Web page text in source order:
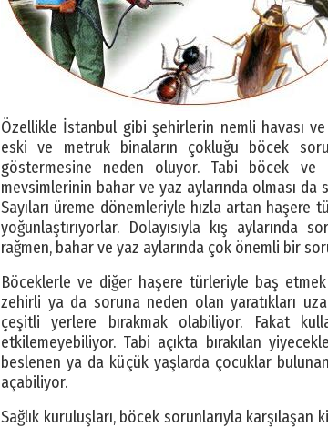
Özellikle İstanbul gibi şehirlerin nemli havası
eski ve metruk binaların çokluğu böcek
göstermesine neden oluyor. Tabi böcek ve
mevsimlerinin bahar ve yaz aylarında olması da
Sayıları üreme dönemleriyle hızla artan haşere
yoğunlaştırıyorlar. Dolayısıyla kış aylarında
rağmen, bahar ve yaz aylarında çok önemli bir
Böceklerle ve diğer haşere türleriyle baş
zehirli ya da soruna neden olan yaratıkları
çeşitli yerlere bırakmak olabiliyor. Fakat
etkilemeyebiliyor. Tabi açıkta bırakılan
beslenen ya da küçük yaşlarda çocuklar
açabiliyor.
Sağlık kuruluşları, böcek sorunlarıyla karşılaşan